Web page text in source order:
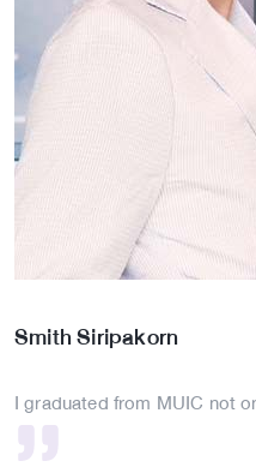
SmithSiripakorn
I graduated from MUIC not